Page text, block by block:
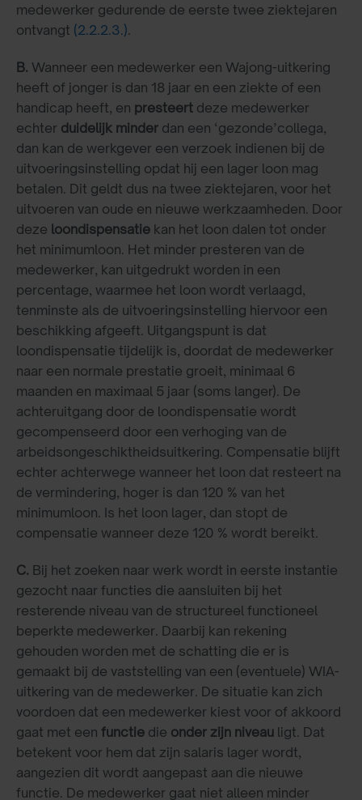
medewerker gedurende de eerste twee ziektejaren
ontvangt (2.2.2.3.).
B. Wanneer een medewerker een Wajong-uitkering
heeft of jonger is dan 18 jaar en een ziekte of een
handicap heeft, en presteert deze medewerker
echter duidelijk minder dan een ‘gezonde’collega,
dan kan de werkgever een verzoek indienen bij de
uitvoeringsinstelling opdat hij een lager loon mag
betalen. Dit geldt dus na twee ziektejaren, voor het
uitvoeren van oude en nieuwe werkzaamheden. Door
deze loondispensatie kan het loon dalen tot onder
het minimumloon. Het minder presteren van de
medewerker, kan uitgedrukt worden in een
percentage, waarmee het loon wordt verlaagd,
tenminste als de uitvoeringsinstelling hiervoor een
beschikking afgeeft. Uitgangspunt is dat
loondispensatie tijdelijk is, doordat de medewerker
naar een normale prestatie groeit, minimaal 6
maanden en maximaal 5 jaar (soms langer). De
achteruitgang door de loondispensatie wordt
gecompenseerd door een verhoging van de
arbeidsongeschiktheidsuitkering. Compensatie blijft
echter achterwege wanneer het loon dat resteert na
de vermindering, hoger is dan 120 % van het
minimumloon. Is het loon lager, dan stopt de
compensatie wanneer deze 120 % wordt bereikt.
C. Bij het zoeken naar werk wordt in eerste instantie
gezocht naar functies die aansluiten bij het
resterende niveau van de structureel functioneel
beperkte medewerker. Daarbij kan rekening
gehouden worden met de schatting die er is
gemaakt bij de vaststelling van een (eventuele) WIA-
uitkering van de medewerker. De situatie kan zich
voordoen dat een medewerker kiest voor of akkoord
gaat met een functie die onder zijn niveau ligt. Dat
betekent voor hem dat zijn salaris lager wordt,
aangezien dit wordt aangepast aan die nieuwe
functie. De medewerker gaat niet alleen minder